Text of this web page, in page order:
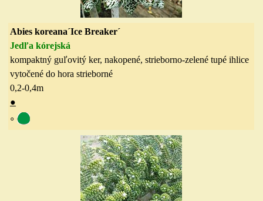
Abies koreana´Ice Breaker´
Jedľa kórejská
kompaktný guľovitý ker, nakopené, strieborno-zelené tupé ihlice
vytočené do hora strieborné
0,2-0,4m
●
◦